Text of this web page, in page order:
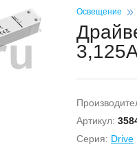
Освещение
Артикул:
Серия: Drive